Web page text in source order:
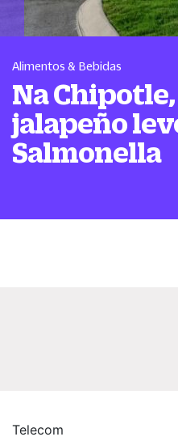
Alimentos & Bebidas
Na
jalapeño
Salmonella
Telecom